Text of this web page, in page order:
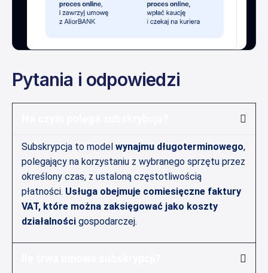
Pytania i odpowiedzi
Subskrypcja to model wynajmu długoterminowego,
polegający na korzystaniu z wybranego sprzętu przez
określony czas, z ustaloną częstotliwością
płatności. Usługa obejmuje comiesięczne faktury
VAT, które można zaksięgować jako koszty
działalności gospodarczej.